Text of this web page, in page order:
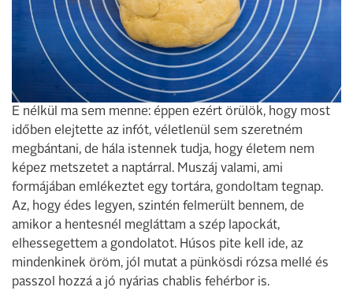
E nélkül ma sem menne: éppen ezért örülök, hogy most
időben elejtette az infót, véletlenül sem szeretném
megbántani, de hála istennek tudja, hogy életem nem
képez metszetet a naptárral. Muszáj valami, ami
formájában emlékeztet egy tortára, gondoltam tegnap.
Az, hogy édes legyen, szintén felmerült bennem, de
amikor a hentesnél megláttam a szép lapockát,
elhessegettem a gondolatot. Húsos pite kell ide, az
mindenkinek öröm, jól mutat a pünkösdi rózsa mellé és
passzol hozzá a jó nyárias chablis fehérbor is.